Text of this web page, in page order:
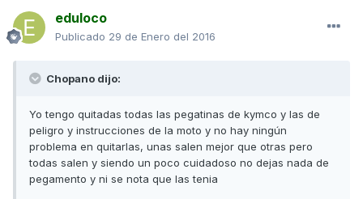
eduloco
Publicado 29 de Enero del 2016
Chopano dijo:
Yo tengo quitadas todas las pegatinas de kymco y las de
peligro y instrucciones de la moto y no hay ningún
problema en quitarlas, unas salen mejor que otras pero
todas salen y siendo un poco cuidadoso no dejas nada de
pegamento y ni se nota que las tenia